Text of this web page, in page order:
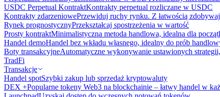
USDC Perpetual KontraktKontrakty perpetual rozliczane w USDC
Kontrakty zdarzeniowePrzewiduj ruchy rynku. Z łatwością
Rynek prognostyczny​​Przekształcaj spostrzeżenia w wartość
Prosty kontraktMinimalistyczna metoda handlowa, idealna dla
Handel demoHandel bez wkładu własnego, idealny do prób
Boty transakcyjneAutomatyczne wykonywanie ustawionych
TradFi
Transakcje
Handel spotSzybki zakup lub sprzedaż kryptowaluty
DEX +Popularne tokeny Web3 na blockchainie – łatwy handel w